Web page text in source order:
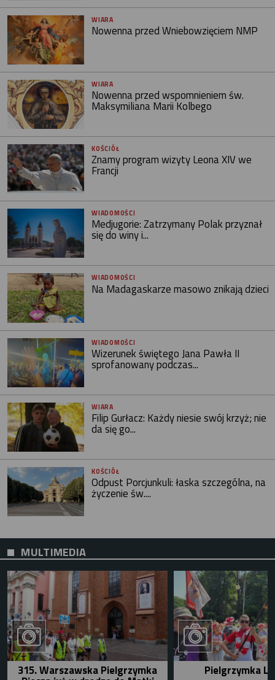
WIARA
Nowenna przed Wniebowzięciem NMP
WIARA
Nowenna przed wspomnieniem św.
Maksymiliana Marii Kolbego
KOŚCIÓŁ
Znamy program wizyty Leona XIV we
Francji
WIADOMOŚCI
Medjugorie: Zatrzymany Polak przyznał
się do winy i...
WIADOMOŚCI
Na Madagaskarze masowo znikają dzieci
WIADOMOŚCI
Wizerunek świętego Jana Pawła II
sprofanowany podczas...
WIARA
Filip Gurłacz: Każdy niesie swój krzyż; nie
da się go...
KOŚCIÓŁ
Odpust Porcjunkuli: łaska szczególna, na
życzenie św....
MULTIMEDIA
315. Warszawska Pielgrzymka Pielgrzymka